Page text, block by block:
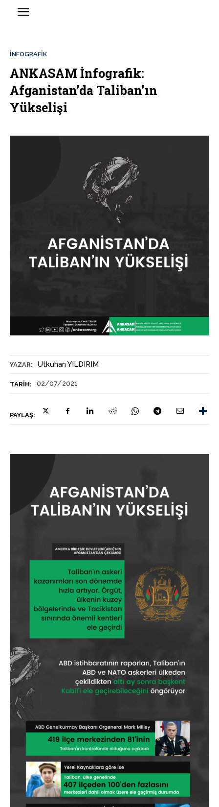
YAZAR: Utkuhan YILDIRIM
TARIH: 02/07/2021
PAYLAŞ:
İNFOGRAFIK
ANKASAM İnfografik:
Afganistan’da Taliban’ın
Yükselişi